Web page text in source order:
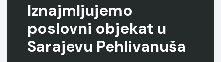
Iznajmljujemo
poslovni objekat u
Sarajevu Pehlivanuša